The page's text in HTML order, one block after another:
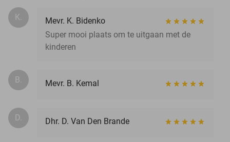
K.
Mevr. K. Bidenko
Super mooi plaats om te uitgaan met de
kinderen
B. Mevr. B. Kemal
D. Dhr. D. Van Den Brande